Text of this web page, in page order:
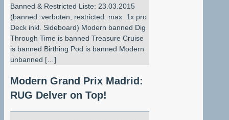
Banned & Restricted Liste: 23.03.2015
(banned: verboten, restricted: max. 1x pro
Deck inkl. Sideboard) Modern banned Dig
Through Time is banned Treasure Cruise
is banned Birthing Pod is banned Modern
unbanned […]
Modern Grand Prix Madrid:
RUG Delver on Top!